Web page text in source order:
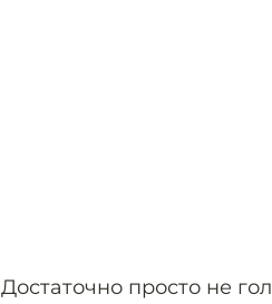
Достаточно просто не